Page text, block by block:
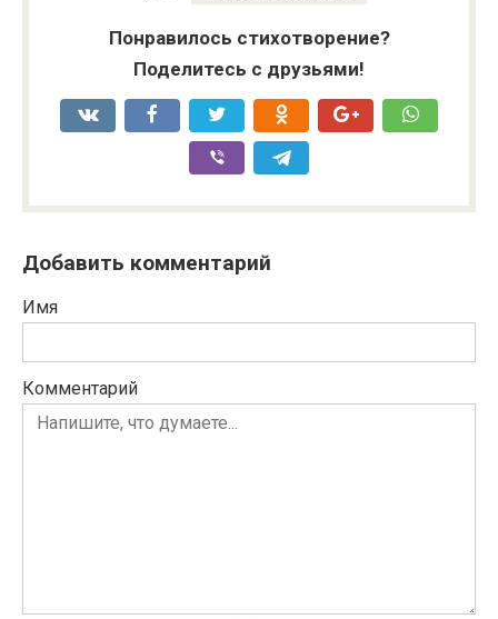
Понравилось стихотворение?
Поделитесь с друзьями!
Добавить комментарий
Имя
Комментарий